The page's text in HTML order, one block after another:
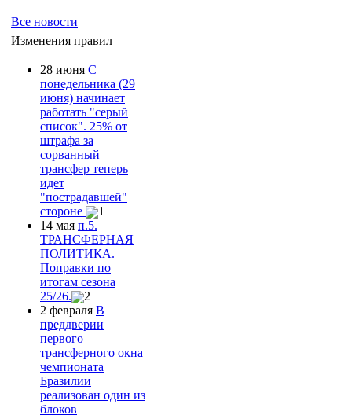
Все новости
Изменения правил
28 июня С
понедельника (29
июня) начинает
работать "серый
список". 25% от
штрафа за
сорванный
трансфер теперь
идет
"пострадавшей"
стороне
1
14 мая п.5.
ТРАНСФЕРНАЯ
ПОЛИТИКА.
Поправки по
итогам сезона
25/26.
2
2 февраля В
преддверии
первого
трансферного окна
чемпионата
Бразилии
реализован один из
блоков